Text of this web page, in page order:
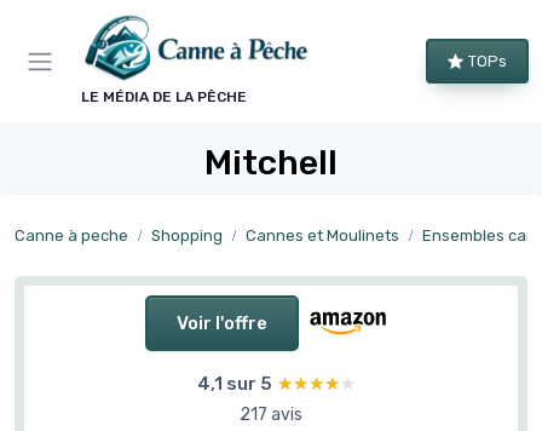
LE MÉDIA DE LA PÊCHE
TOPs
Mitchell
Canne à peche Shopping Cannes et Moulinets Ensembles
Voir l'offre
4,1 sur 5 ★★★★★
★★★★★
217 avis
Panneau de gestion des cookies